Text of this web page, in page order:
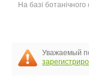
На базі
Уважаемый